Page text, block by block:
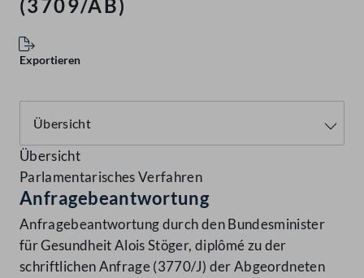
(3709/AB)
Exportieren
Übersicht
Parlamentarisches Verfahren
Anfragebeantwortung
Anfragebeantwortung durch den Bundesminister
für Gesundheit Alois Stöger, diplômé zu der
schriftlichen Anfrage (3770/J) der Abgeordneten